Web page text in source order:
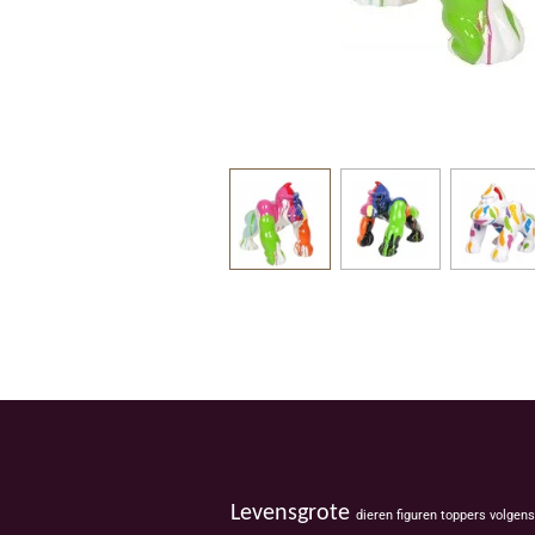
Levensgrote dieren figuren toppers